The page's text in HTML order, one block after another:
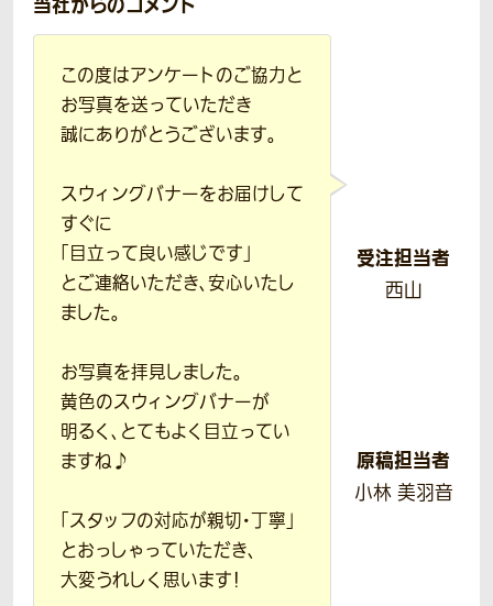
この度はアンケートのご協力と
お写真を送っていただき
誠にありがとうございます。
スウィングバナーをお届けして
すぐに
「目立って良い感じです」
とご連絡いただき、安心いたし
ました。
お写真を拝見しました。
黄色のスウィングバナーが
明るく、とてもよく目立ってい
ますね♪
「スタッフの対応が親切・丁寧」
とおっしゃっていただき、
大変うれしく思います！
受注担当者
西山
原稿担当者
小林 美羽音